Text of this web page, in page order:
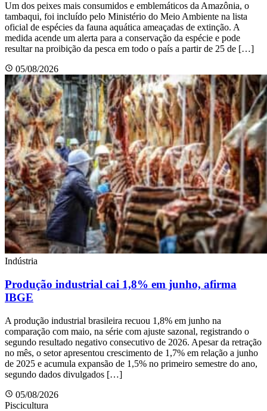
Um dos peixes mais consumidos e emblemáticos da Amazônia, o
tambaqui, foi incluído pelo Ministério do Meio Ambiente na lista
oficial de espécies da fauna aquática ameaçadas de extinção. A
medida acende um alerta para a conservação da espécie e pode
resultar na proibição da pesca em todo o país a partir de 25 de […]
05/08/2026
Indústria
Produção industrial cai 1,8% em junho, afirma
IBGE
A produção industrial brasileira recuou 1,8% em junho na
comparação com maio, na série com ajuste sazonal, registrando o
segundo resultado negativo consecutivo de 2026. Apesar da retração
no mês, o setor apresentou crescimento de 1,7% em relação a junho
de 2025 e acumula expansão de 1,5% no primeiro semestre do ano,
segundo dados divulgados […]
05/08/2026
Piscicultura